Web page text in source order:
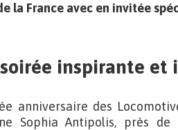
la France avec en invitée
inspirante et
anniversaire des
Sophia Antipolis, près